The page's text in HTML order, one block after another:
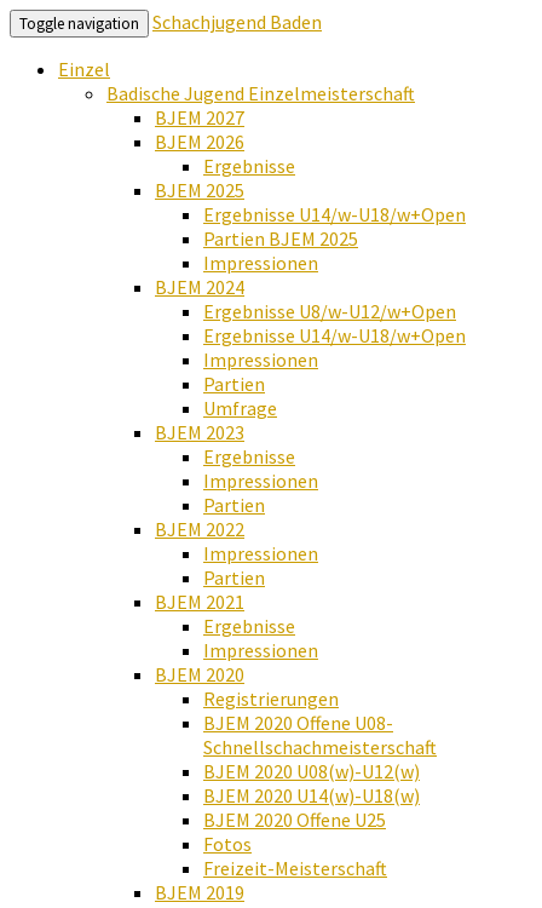
Toggle navigation
Schachjugend Baden
Einzel
Badische Jugend Einzelmeisterschaft
BJEM 2027
BJEM 2026
Ergebnisse
BJEM 2025
Ergebnisse U14/w-U18/w+Open
Partien BJEM 2025
Impressionen
BJEM 2024
Ergebnisse U8/w-U12/w+Open
Ergebnisse U14/w-U18/w+Open
Impressionen
Partien
Umfrage
BJEM 2023
Ergebnisse
Impressionen
Partien
BJEM 2022
Impressionen
Partien
BJEM 2021
Ergebnisse
Impressionen
BJEM 2020
Registrierungen
BJEM 2020 Offene U08-
Schnellschachmeisterschaft
BJEM 2020 U08(w)-U12(w)
BJEM 2020 U14(w)-U18(w)
BJEM 2020 Offene U25
Fotos
Freizeit-Meisterschaft
BJEM 2019